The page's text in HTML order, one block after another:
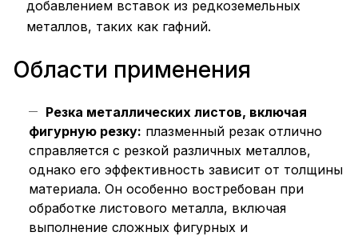
добавлением вставок из редкоземельных
металлов, таких как гафний.
Области применения
Резка металлических листов, включая
фигурную резку: плазменный резак отлично
справляется с резкой различных металлов,
однако его эффективность зависит от толщины
материала. Он особенно востребован при
обработке листового металла, включая
выполнение сложных фигурных и